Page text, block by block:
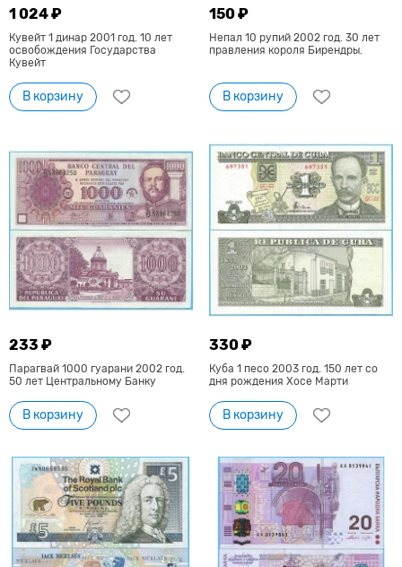
1 024 ₽
Кувейт 1 динар 2001 год. 10 лет
освобождения Государства
Кувейт
В корзину
150 ₽
Непал 10 рупий 2002 год. 30 лет
правления короля Бирендры.
В корзину
233 ₽
Парагвай 1000 гуарани 2002 год.
50 лет Центральному Банку
В корзину
330 ₽
Куба 1 песо 2003 год. 150 лет со
дня рождения Хосе Марти
В корзину